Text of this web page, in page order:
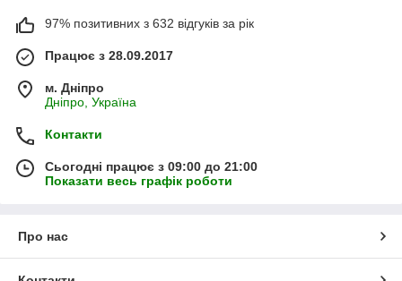
97% позитивних з 632 відгуків за рік
Працює з 28.09.2017
м. Дніпро
Дніпро, Україна
Контакти
Сьогодні працює з 09:00 до 21:00
Показати весь графік роботи
Про нас